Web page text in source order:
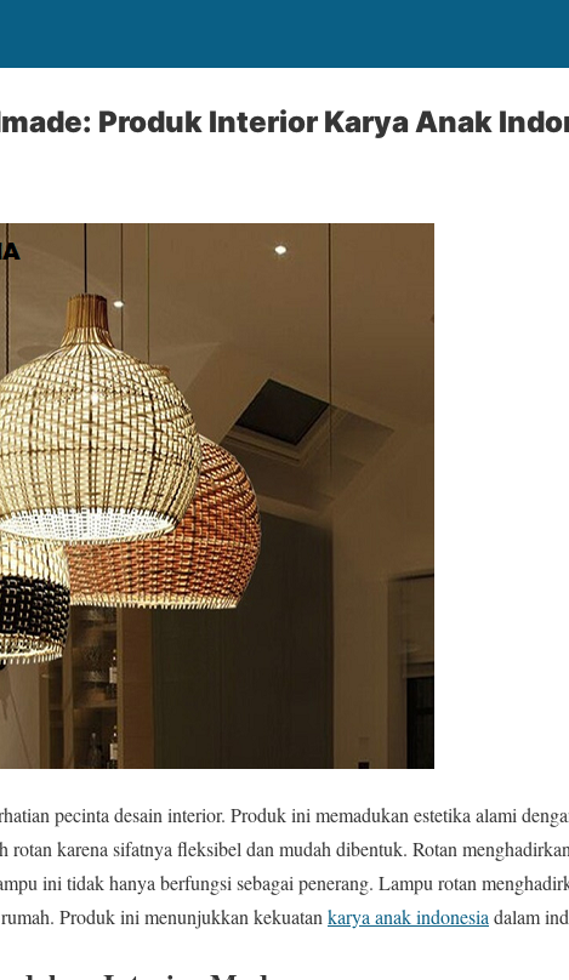
Produk Interior Karya Anak
pecinta desain interior. Produk ini memadukan estetika alami
karena sifatnya fleksibel dan mudah dibentuk. Rotan
ini tidak hanya berfungsi sebagai penerang. Lampu rotan
Produk ini menunjukkan kekuatan karya anak indonesia dalam